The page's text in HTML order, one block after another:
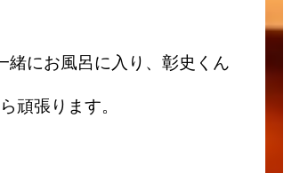
にお風呂に入り、彰史くん
頑張ります。